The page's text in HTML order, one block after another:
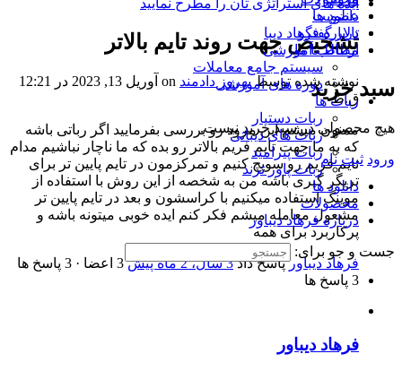
دانلود ها
درباره فرهاد دیبا
ارتباط با ما
سبد خرید
هیچ محصولی در سبد خرید نیست.
ورود ثبت نام
عضویت
تالار گفتگو
مطالب آموزشی
سیستم جامع معاملات
دوره های آموزشی
ربات ها
ربات دستیار
ربات های دیباتی
ربات پیرامید
ربات پاور ترند
دانلود ها
محصولات
درباره فرهاد دیباور
جست و جو برای:
تشخیص جهت روند تایم بالاتر
نوشته شده توسط بهروز دادمند
on آوریل 13, 2023 در 12:21
ق.ظ
ممنون میشم این مرود رو بررسی بفرمایید اگر رباتی باشه
که به ما جهت تایم فریم بالاتر رو بده که ما ناچار نباشیم مدام
تایم فریم رو سویچ کنیم و تمرکزمون در تایم پایین تر برای
تریگر گیری باشه من به شخصه از این روش با استفاده از
موینگ استفاده میکنیم با کراسشون و بعد در تایم پایین تر
مشعول معامله میشم فکر کنم ایده خوبی میتونه باشه و
پرکاربرد برای همه
فرهاد دیباور پاسخ داد3 سال‌، 2 ماه پیش 3 اعضا · 3 پاسخ ها
3 پاسخ ها
فرهاد دیباور